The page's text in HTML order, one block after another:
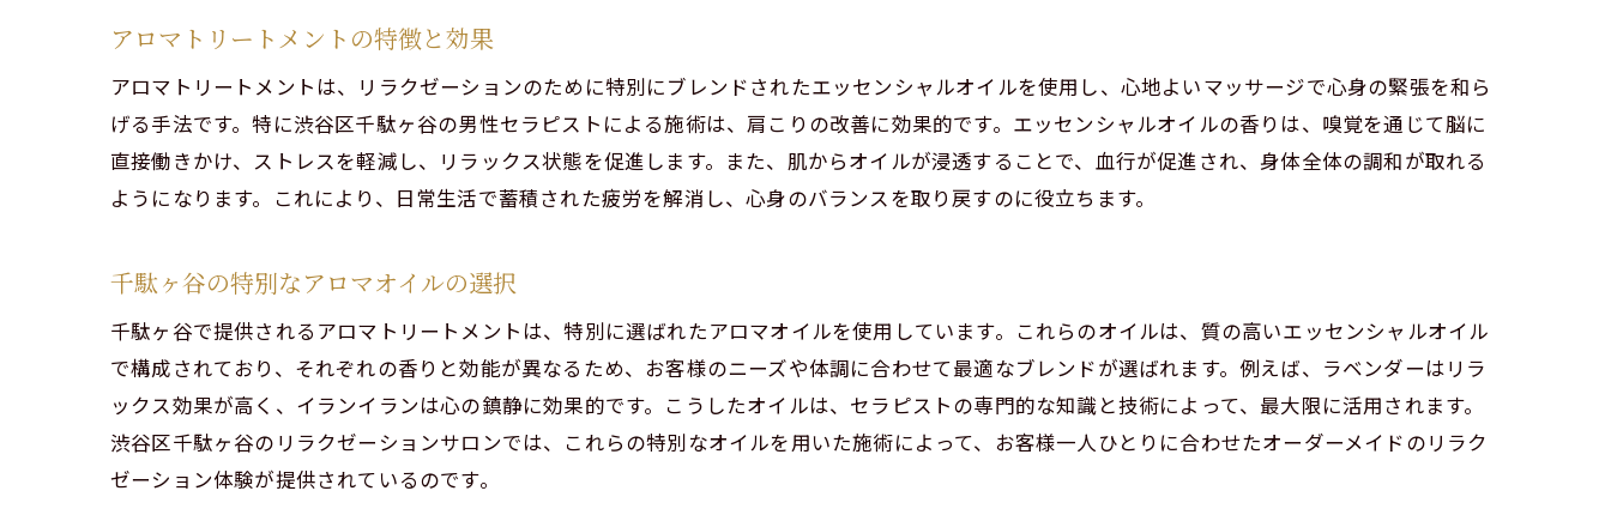
心と体に優しいリラクゼーションの効果
定期的なリラクゼーションで得られる健康
リラクゼーションサロンの選び方のポイント
アロマトリートメントの特徴と効果
アロマトリートメントは、リラクゼーションのために特別にブレンドされたエッセンシャルオイルを使用し、心地よいマッサージで心身の緊張を和ら
げる手法です。特に渋谷区千駄ヶ谷の男性セラピストによる施術は、肩こりの改善に効果的です。エッセンシャルオイルの香りは、嗅覚を通じて脳に
直接働きかけ、ストレスを軽減し、リラックス状態を促進します。また、肌からオイルが浸透することで、血行が促進され、身体全体の調和が取れる
ようになります。これにより、日常生活で蓄積された疲労を解消し、心身のバランスを取り戻すのに役立ちます。
千駄ヶ谷の特別なアロマオイルの選択
千駄ヶ谷で提供されるアロマトリートメントは、特別に選ばれたアロマオイルを使用しています。これらのオイルは、質の高いエッセンシャルオイル
で構成されており、それぞれの香りと効能が異なるため、お客様のニーズや体調に合わせて最適なブレンドが選ばれます。例えば、ラベンダーはリラ
ックス効果が高く、イランイランは心の鎮静に効果的です。こうしたオイルは、セラピストの専門的な知識と技術によって、最大限に活用されます。
渋谷区千駄ヶ谷のリラクゼーションサロンでは、これらの特別なオイルを用いた施術によって、お客様一人ひとりに合わせたオーダーメイドのリラク
ゼーション体験が提供されているのです。